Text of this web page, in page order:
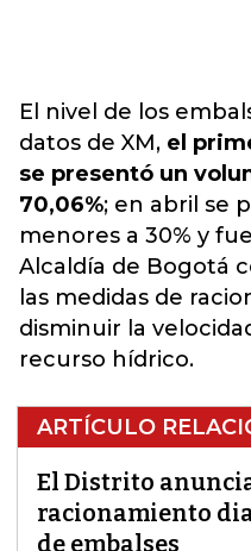
El nivel de los
datos de XM, el
se presentó un
70,06%; en abril se
menores a 30% y
Alcaldía de Bogotá
las medidas de
disminuir la
recurso hídrico.
ARTÍCULO
El Distrito
racionamiento
de embalses